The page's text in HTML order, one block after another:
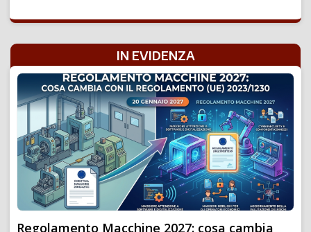
IN EVIDENZA
Regolamento Macchine 2027: cosa cambia